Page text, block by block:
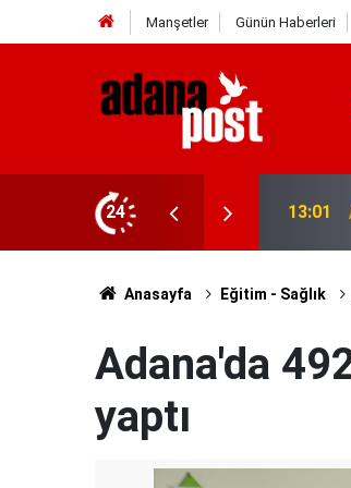
Manşetler Günün Haberleri
24
karşı direniyor 12:53
Anasayfa Eğitim - Sağlık
Adana'da
yaptı